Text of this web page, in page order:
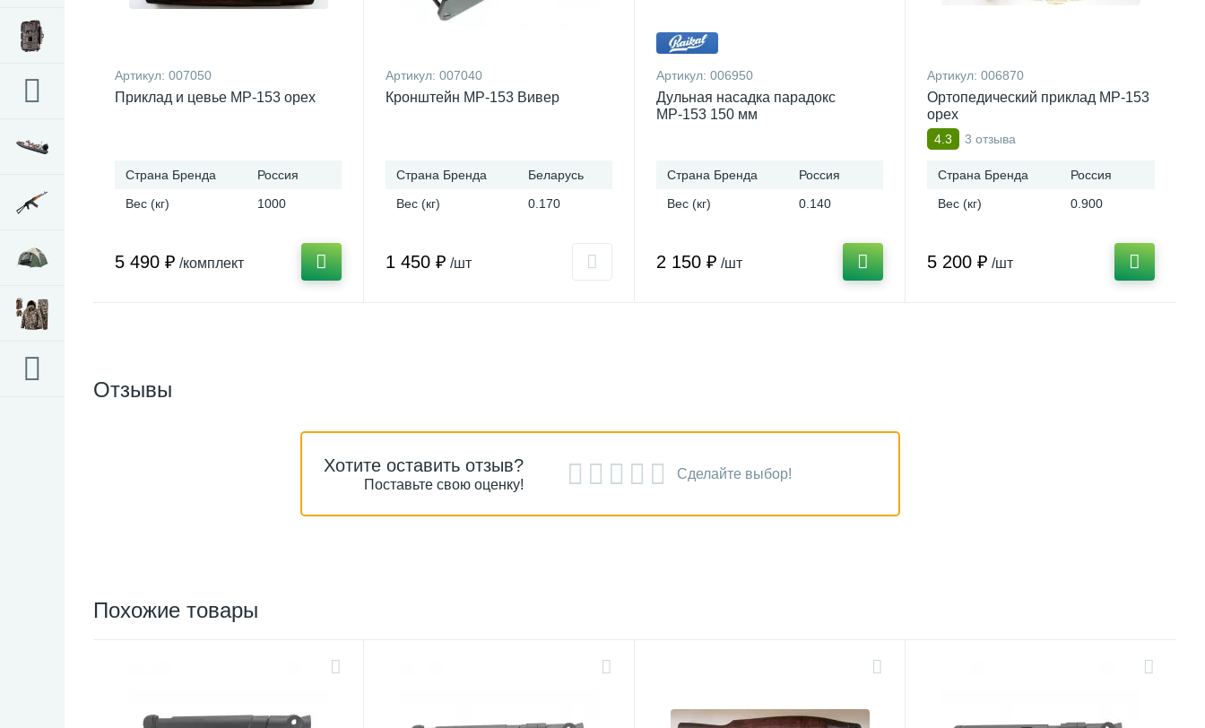
Артикул: 007050
Приклад и цевье МР-153 орех
Страна Бренда
Россия
Вес (кг)
1000
5 490 ₽ /комплект
Артикул: 007040
Кронштейн МР-153 Вивер
Страна Бренда
Беларусь
Вес (кг)
0.170
1 450 ₽ /шт
Артикул: 006950
Дульная насадка парадокс
МР-153 150 мм
Страна Бренда
Россия
Вес (кг)
0.140
2 150 ₽ /шт
Артикул: 006870
Ортопедический приклад МР-153
орех
4.3 3 отзыва
Страна Бренда
Россия
Вес (кг)
0.900
5 200 ₽ /шт
Отзывы
Хотите оставить отзыв?
Поставьте свою оценку!
Сделайте выбор!
Похожие товары